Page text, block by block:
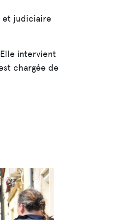
et judiciaire
intervient
chargée de